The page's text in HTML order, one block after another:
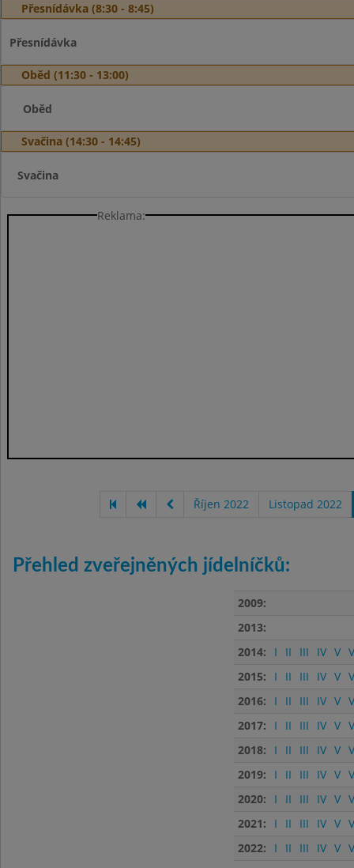
Přesnídávka (8:30 - 8:45)
Přesnídávka
Oběd (11:30 - 13:00)
Oběd
Svačina (14:30 - 14:45)
Svačina
Reklama:
Říjen 2022 Listopad 2022
Přehled zveřejněných jídelníčků:
2009:
2013:
2014:
I II III IV V
2015:
I II III IV V
2016:
I II III IV V
2017:
I II III IV V
2018:
I II III IV V
2019:
I II III IV V
2020:
I II III IV V
2021:
I II III IV V
2022:
I II III IV V